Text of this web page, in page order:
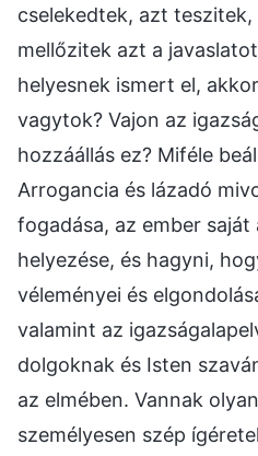
cselekedtek, azt
mellőzitek azt a
helyesnek ismert el,
vagytok? Vajon az
hozzáállás ez? Miféle
Arrogancia és lázadó
fogadása, az ember
helyezése, és hagyni,
véleményei és
valamint az
dolgoknak és Isten
az elmében. Vannak
személyesen szép